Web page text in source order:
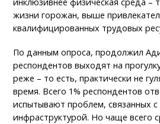
инклюзивнее физическая среда –
жизни горожан, выше
квалифицированных трудовых
По данным опроса, продолжил
респондентов выходят на
реже – то есть, практически не
время. Всего 1% респондентов
испытывают проблем, связанных
инфраструктурой. Но чаще всего